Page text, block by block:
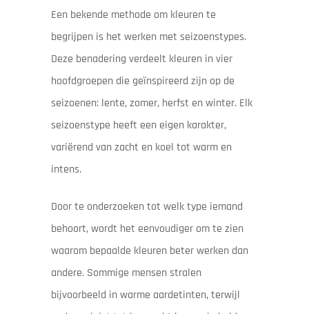
Een bekende methode om kleuren te
begrijpen is het werken met seizoenstypes.
Deze benadering verdeelt kleuren in vier
hoofdgroepen die geïnspireerd zijn op de
seizoenen: lente, zomer, herfst en winter. Elk
seizoenstype heeft een eigen karakter,
variërend van zacht en koel tot warm en
intens.
Door te onderzoeken tot welk type iemand
behoort, wordt het eenvoudiger om te zien
waarom bepaalde kleuren beter werken dan
andere. Sommige mensen stralen
bijvoorbeeld in warme aardetinten, terwijl